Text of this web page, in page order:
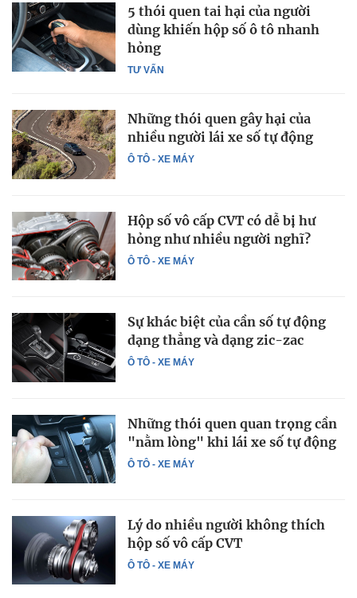
TƯ VẤN
5 thói quen tai hại của người
dùng khiến hộp số ô tô nhanh
hỏng
Ô TÔ - XE MÁY
Những thói quen gây hại của
nhiều người lái xe số tự động
Ô TÔ - XE MÁY
Hộp số vô cấp CVT có dễ bị hư
hỏng như nhiều người nghĩ?
Ô TÔ - XE MÁY
Sự khác biệt của cần số tự động
dạng thẳng và dạng zic-zac
Ô TÔ - XE MÁY
Những thói quen quan trọng cần
"nằm lòng" khi lái xe số tự động
Ô TÔ - XE MÁY
Lý do nhiều người không thích
hộp số vô cấp CVT